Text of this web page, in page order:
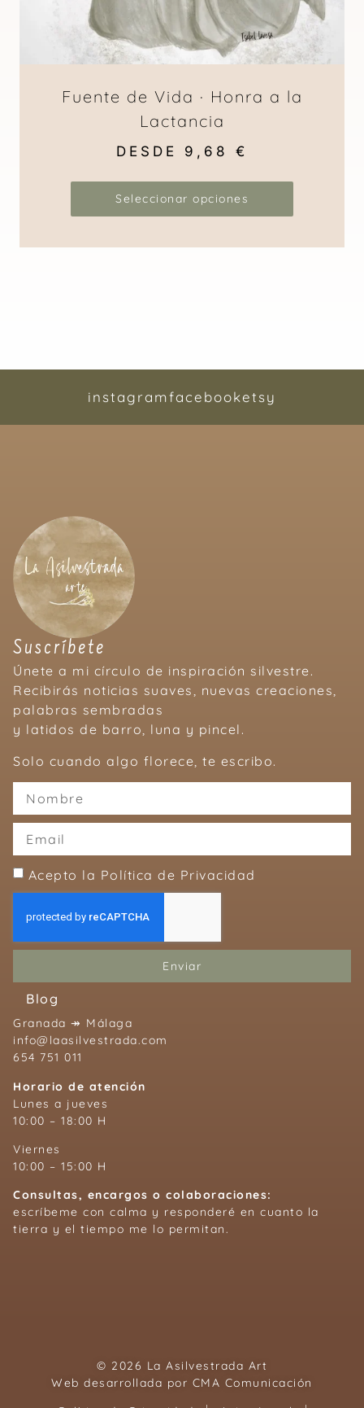
Fuente de Vida · Honra a la
Lactancia
DESDE 9,68 €
Seleccionar opciones
instagramfacebooketsy
Suscríbete
Únete a mi círculo de inspiración silvestre.
Recibirás noticias suaves, nuevas creaciones,
palabras sembradas
y latidos de barro, luna y pincel.
Solo cuando algo florece, te escribo.
Acepto la Política de Privacidad
Enviar
Blog
Granada ↠ Málaga
info@laasilvestrada.com
654 751 011
Horario de atención
Lunes a jueves
10:00 – 18:00 H
Viernes
10:00 – 15:00 H
Consultas, encargos o colaboraciones:
escríbeme con calma y responderé en cuanto la
tierra y el tiempo me lo permitan.
© 2026 La Asilvestrada Art
Web desarrollada por CMA Comunicación